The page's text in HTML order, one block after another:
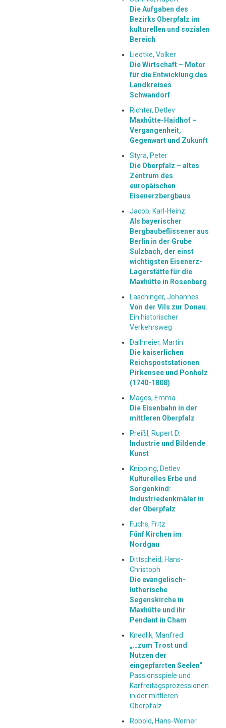
Die Aufgaben des
Bezirks Oberpfalz im
kulturellen und sozialen
Bereich
Liedtke, Volker
Die Wirtschaft – Motor
für die Entwicklung des
Landkreises
Schwandorf
Richter, Detlev
Maxhütte-Haidhof –
Vergangenheit,
Gegenwart und Zukunft
Styra, Peter
Die Oberpfalz – altes
Zentrum des
europäischen
Eisenerzbergbaus
Jacob, Karl-Heinz
Als bayerischer
Bergbaubeflissener aus
Berlin in der Grube
Sulzbach, der einst
wichtigsten Eisenerz-
Lagerstätte für die
Maxhütte in Rosenberg
Laschinger, Johannes
Von der Vils zur Donau.
Ein historischer
Verkehrsweg
Dallmeier, Martin
Die kaiserlichen
Reichspoststationen
Pirkensee und Ponholz
(1740-1808)
Mages, Emma
Die Eisenbahn in der
mittleren Oberpfalz
Preißl, Rupert D.
Industrie und Bildende
Kunst
Knipping, Detlev
Kulturelles Erbe und
Sorgenkind:
Industriedenkmäler in
der Oberpfalz
Fuchs, Fritz
Fünf Kirchen im
Nordgau
Dittscheid, Hans-
Christoph
Die evangelisch-
lutherische
Segenskirche in
Maxhütte und ihr
Pendant in Cham
Knedlik, Manfred
„…zum Trost und
Nutzen der
eingepfarrten Seelen“
Passionsspiele und
Karfreitagsprozessionen
in der mittleren
Oberpfalz
Robold, Hans-Werner